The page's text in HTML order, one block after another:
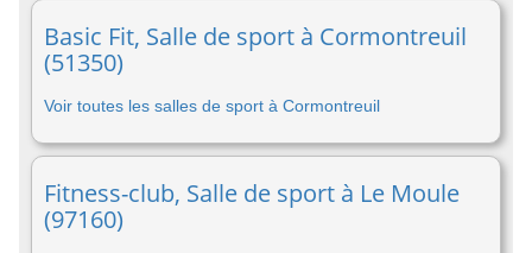
Basic Fit, Salle de sport à Cormontreuil
(51350)
Voir toutes les salles de sport à Cormontreuil
Fitness-club, Salle de sport à Le Moule
(97160)